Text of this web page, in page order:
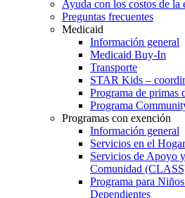
Ayuda con los costos de la
Preguntas frecuentes
Medicaid
Información general
Medicaid Buy-In
Transporte
STAR Kids –
Programa de primas
Programa
Programas con exención
Información general
Servicios en el
Servicios de Apoyo
Comunidad
Programa para
Dependientes